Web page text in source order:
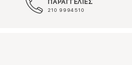
ΠΑΡΑΓΓΕΛΙΕΣ
210 9994510